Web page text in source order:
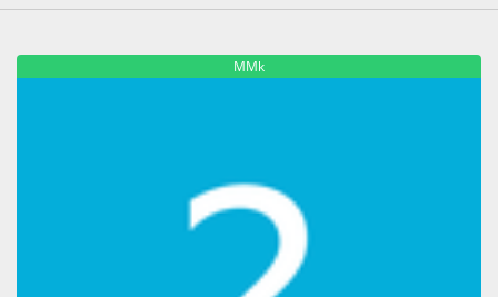
MMk